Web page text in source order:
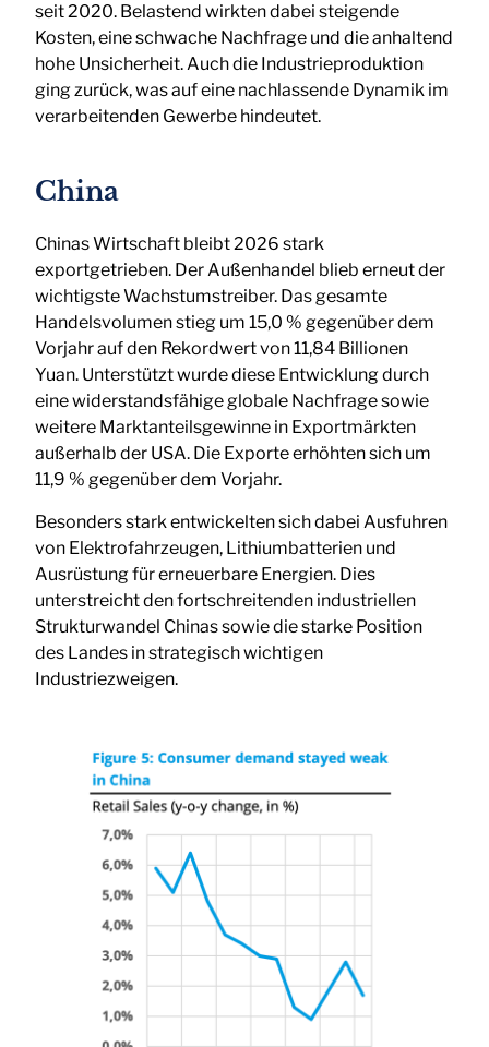
seit 2020. Belastend wirkten dabei steigende
Kosten, eine schwache Nachfrage und die anhaltend
hohe Unsicherheit. Auch die Industrieproduktion
ging zurück, was auf eine nachlassende Dynamik im
verarbeitenden Gewerbe hindeutet.
China
Chinas Wirtschaft bleibt 2026 stark
exportgetrieben. Der Außenhandel blieb erneut der
wichtigste Wachstumstreiber. Das gesamte
Handelsvolumen stieg um 15,0 % gegenüber dem
Vorjahr auf den Rekordwert von 11,84 Billionen
Yuan. Unterstützt wurde diese Entwicklung durch
eine widerstandsfähige globale Nachfrage sowie
weitere Marktanteilsgewinne in Exportmärkten
außerhalb der USA. Die Exporte erhöhten sich um
11,9 % gegenüber dem Vorjahr.
Besonders stark entwickelten sich dabei Ausfuhren
von Elektrofahrzeugen, Lithiumbatterien und
Ausrüstung für erneuerbare Energien. Dies
unterstreicht den fortschreitenden industriellen
Strukturwandel Chinas sowie die starke Position
des Landes in strategisch wichtigen
Industriezweigen.